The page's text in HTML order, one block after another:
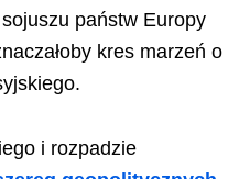
państw Europy
kres marzeń o
i rozpadzie